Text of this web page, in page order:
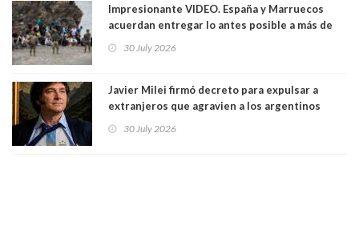
Impresionante VIDEO. España y Marruecos
acuerdan entregar lo antes posible a más de
avalancha y de manera irregular a territorio
30 July 2026
Javier Milei firmó decreto para expulsar a
extranjeros que agravien a los argentinos
30 July 2026